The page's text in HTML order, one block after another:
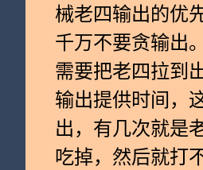
械老四输出的优
千万不要贪输出
需要把老四拉到
输出提供时间，
出，有几次就是
吃掉，然后就打